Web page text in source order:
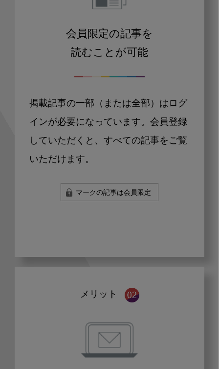
会員限定の記事を
読むことが可能
掲載記事の一部（または全部）はログ
インが必要になっています。会員登録
していただくと、すべての記事をご覧
いただけます。
マークの記事は会員限定
メリット